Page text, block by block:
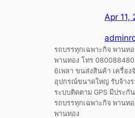
Apr 11,
รถบรรทุกเฉพาะกิจ พานท
พานทอง โทร
6เพลา ขนส่งสินค้า เครื่อง
อุปกรณ์ขนาดใหญ่ รับจ้าง
ระบบติดตาม GPS มีประ
รถบรรทุกเฉพาะกิจ พานท
พานทอง